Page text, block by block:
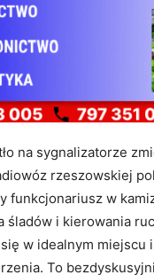
na sygnalizatorze
rzeszowskiej
funkcjonariusz w
śladów i kierowania
w idealnym miejscu
To